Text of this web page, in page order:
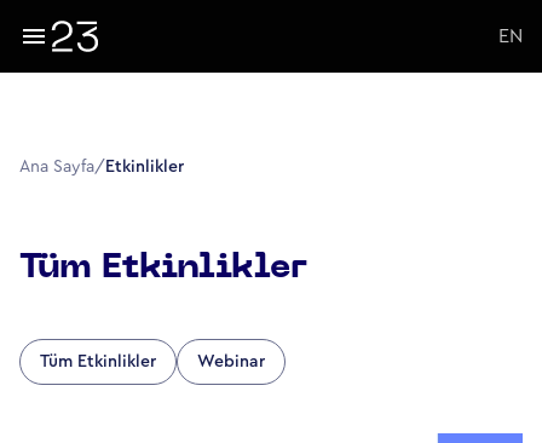
EN
Ana Sayfa/ Etkinlikler
Tüm Etkinlikler
Tüm Etkinlikler Webinar